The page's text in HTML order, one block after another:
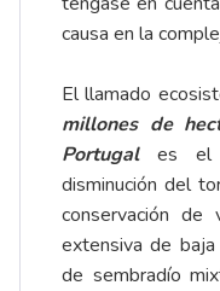
causa en la
El llamado
millones de
Portugal es el
disminución del
conservación de
extensiva de baja
de sembradío